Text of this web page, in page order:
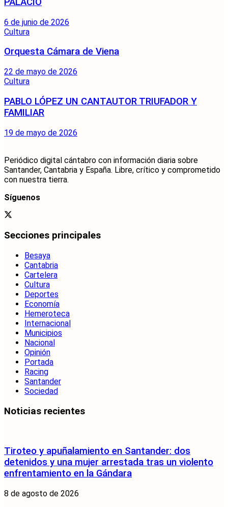
6 de junio de 2026
Cultura
Orquesta Cámara de Viena
22 de mayo de 2026
Cultura
PABLO LÓPEZ UN CANTAUTOR TRIUFADOR Y
FAMILIAR
19 de mayo de 2026
Periódico digital cántabro con información diaria sobre
Santander, Cantabria y España. Libre, crítico y comprometido
con nuestra tierra.
Síguenos
Secciones principales
Besaya
Cantabria
Cartelera
Cultura
Deportes
Economía
Hemeroteca
Internacional
Municipios
Nacional
Opinión
Portada
Racing
Santander
Sociedad
Noticias recientes
Tiroteo y apuñalamiento en Santander: dos
detenidos y una mujer arrestada tras un violento
enfrentamiento en la Gándara
8 de agosto de 2026